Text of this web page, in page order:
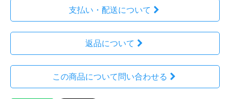
支払い・配送について
返品について
この商品について問い合わせる